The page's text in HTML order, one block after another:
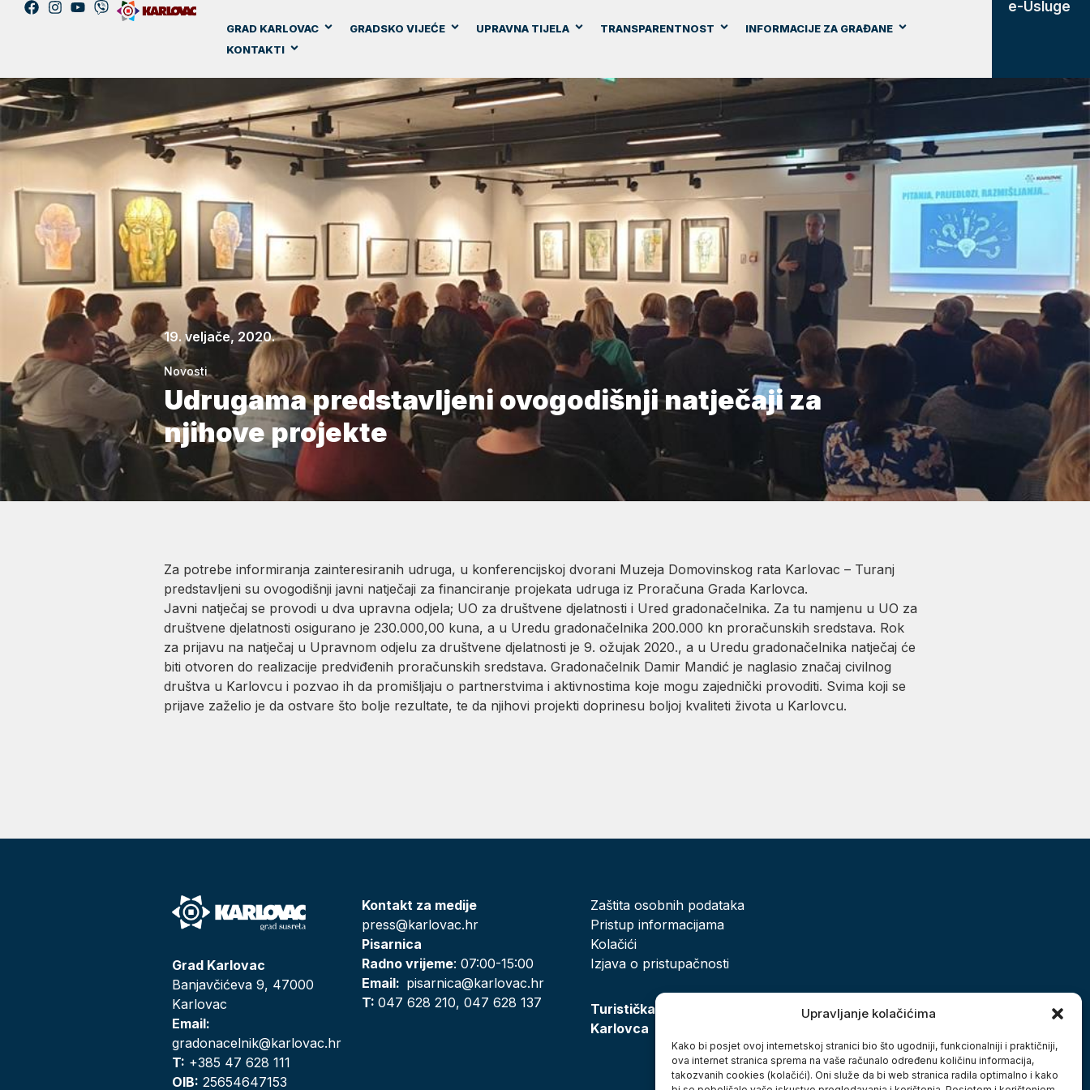
Upravljanje kolačićima
Kako bi posjet ovoj internetskoj stranici bio što ugodniji, funkcionalniji i praktičniji,
ova internet stranica sprema na vaše računalo određenu količinu informacija,
takozvanih cookies (kolačići). Oni služe da bi web stranica radila optimalno i kako
GRAD KARLOVAC GRADSKO VIJEĆE UPRAVNA TIJELA TRANSPARENTNOST
INFORMACIJE ZA GRAĐANE
KONTAKTI
e-Usluge
19. veljače, 2020.
Novosti
Udrugama predstavljeni ovogodišnji natječaji za
njihove projekte
Za potrebe informiranja zainteresiranih udruga, u konferencijskoj dvorani Muzeja Domovinskog rata Karlovac – Turanj
predstavljeni su ovogodišnji javni natječaji za financiranje projekata udruga iz Proračuna Grada Karlovca.
Javni natječaj se provodi u dva upravna odjela; UO za društvene djelatnosti i Ured gradonačelnika. Za tu namjenu u UO za
društvene djelatnosti osigurano je 230.000,00 kuna, a u Uredu gradonačelnika 200.000 kn proračunskih sredstava. Rok
za prijavu na natječaj u Upravnom odjelu za društvene djelatnosti je 9. ožujak 2020., a u Uredu gradonačelnika natječaj će
biti otvoren do realizacije predviđenih proračunskih sredstava. Gradonačelnik Damir Mandić je naglasio značaj civilnog
društva u Karlovcu i pozvao ih da promišljaju o partnerstvima i aktivnostima koje mogu zajednički provoditi. Svima koji se
prijave zaželio je da ostvare što bolje rezultate, te da njihovi projekti doprinesu boljoj kvaliteti života u Karlovcu.
Grad Karlovac
Banjavčićeva 9, 47000
Karlovac
Email:
gradonacelnik@karlovac.hr
T: +385 47 628 111
OIB: 25654647153
Kontakt za medije
press@karlovac.hr
Pisarnica
Radno vrijeme: 07:00-15:00
Email: pisarnica@karlovac.hr
T:047 628 210, 047 628 137
Zaštita osobnih podataka
Pristup informacijama
Kolačići
Izjava o pristupačnosti
Turistička zajednica grada
Karlovca